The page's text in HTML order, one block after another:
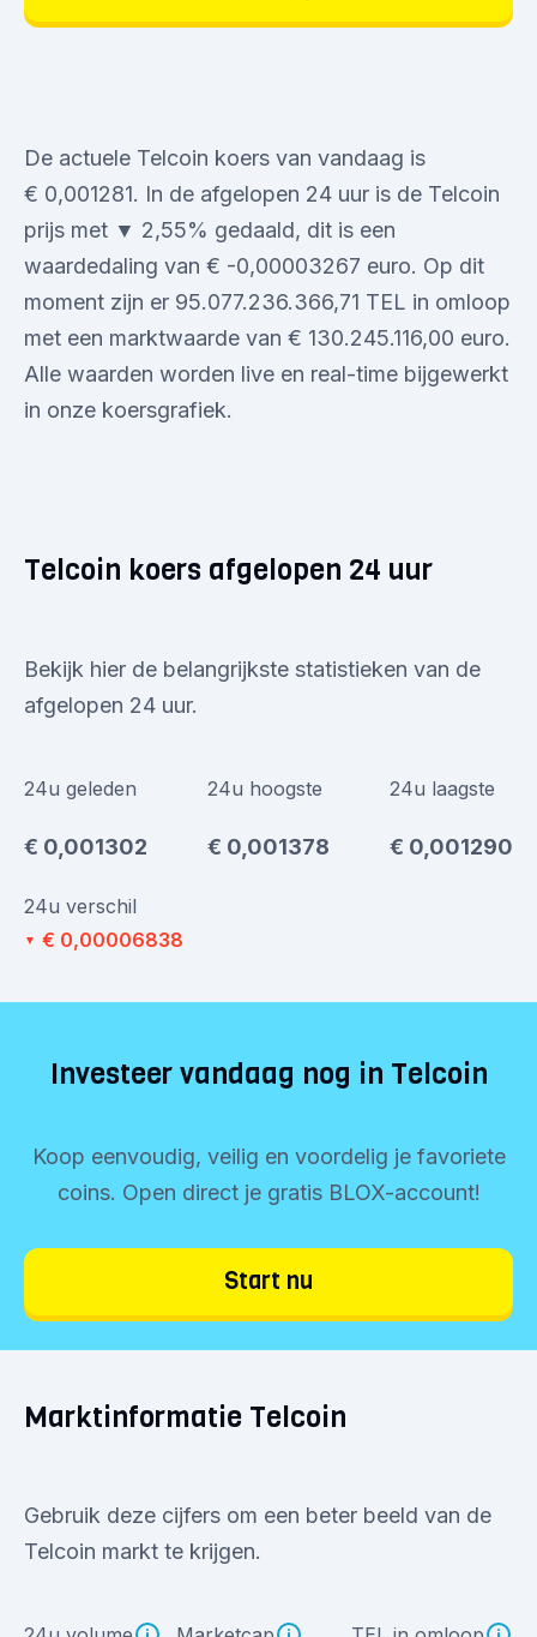
De actuele Telcoin koers van vandaag is
€ 0,001281. In de afgelopen 24 uur is de Telcoin
prijs met ▼ 2,55% gedaald, dit is een
waardedaling van € -0,00003267 euro. Op dit
moment zijn er 95.077.236.366,71 TEL in omloop
met een marktwaarde van € 130.245.116,00 euro.
Alle waarden worden live en real-time bijgewerkt
in onze koersgrafiek.
Telcoin koers afgelopen 24 uur
Bekijk hier de belangrijkste statistieken van de
afgelopen 24 uur.
24u geleden
€ 0,001302
24u hoogste
€ 0,001378
24u laagste
€ 0,001290
24u verschil
▼ € 0,00006838
Investeer vandaag nog in Telcoin
Koop eenvoudig, veilig en voordelig je favoriete
coins. Open direct je gratis BLOX-account!
Start nu
Marktinformatie Telcoin
Gebruik deze cijfers om een beter beeld van de
Telcoin markt te krijgen.